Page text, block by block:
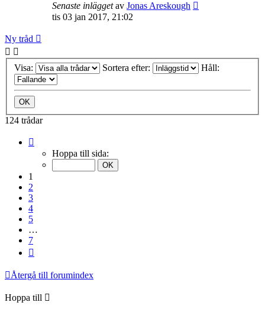
Senaste inläggetav Jonas Areskough
tis 03 jan 2017, 21:02
Ny tråd
Visa: Sortera efter: Håll:
124 trådar
Hoppa till sida:
1
2
3
4
5
…
7
Återgå till forumindex
Hoppa till